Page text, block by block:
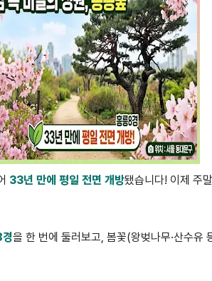
33년 만에 평일 전면 개방됐습니다! 이제 주
을 한 번에 둘러보고, 봄꽃(왕벚나무·산수유